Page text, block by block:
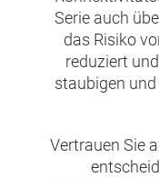
Serie auch
das Risiko
reduziert
staubigen
Vertrauen Sie